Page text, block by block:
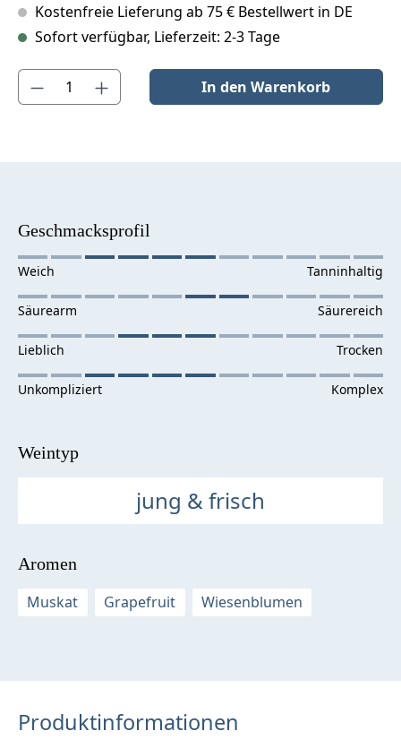
Kostenfreie Lieferung ab 75 € Bestellwert in DE
Sofort verfügbar, Lieferzeit: 2-3 Tage
Produkt Anzahl: Gib den gewünschten Wert ein oder benutze
In den Warenkorb
Geschmacksprofil
Weintyp
jung & frisch
Aromen
Muskat
Grapefruit Wiesenblumen
Produktinformationen